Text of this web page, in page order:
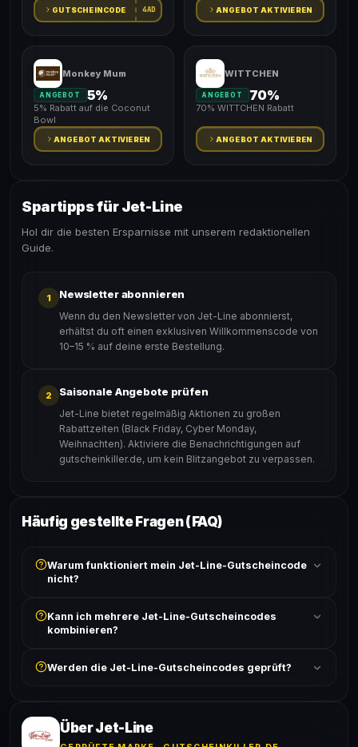
GUTSCHEINCODE 4AD ANGEBOT AKTIVIEREN
Monkey Mum
ANGEBOT 5%
5% Rabatt auf die Coconut
Bowl
ANGEBOT AKTIVIEREN
WITTCHEN
ANGEBOT 70%
70% WITTCHEN Rabatt
ANGEBOT AKTIVIEREN
Spartipps für Jet-Line
Hol dir die besten Ersparnisse mit unserem redaktionellen
Guide.
1 Newsletter abonnieren
Wenn du den Newsletter von Jet-Line abonnierst,
erhältst du oft einen exklusiven Willkommenscode von
10–15 % auf deine erste Bestellung.
2 Saisonale Angebote prüfen
Jet-Line bietet regelmäßig Aktionen zu großen
Rabattzeiten (Black Friday, Cyber Monday,
Weihnachten). Aktiviere die Benachrichtigungen auf
gutscheinkiller.de, um kein Blitzangebot zu verpassen.
Häufig gestellte Fragen (FAQ)
Warum funktioniert mein Jet-Line-Gutscheincode
nicht?
ist und ob der Code nicht für bereits reduzierte Artikel
gilt. Alle Bedingungen findest du unter „Details".
Kann ich mehrere Jet-Line-Gutscheincodes
kombinieren?
akzeptiert. Die Kombination mehrerer Codes ist meist
Werden die Jet-Line-Gutscheincodes geprüft?
Erfolgsquote wird bei jedem Angebot angezeigt.
Über Jet-Line